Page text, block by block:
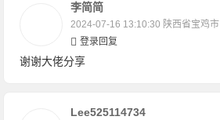
李简简
2024-07-16 13:10:30 陕西省宝鸡市
登录回复
谢谢大佬分享
Lee525114734